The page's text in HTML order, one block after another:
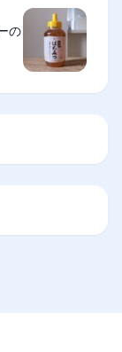
の